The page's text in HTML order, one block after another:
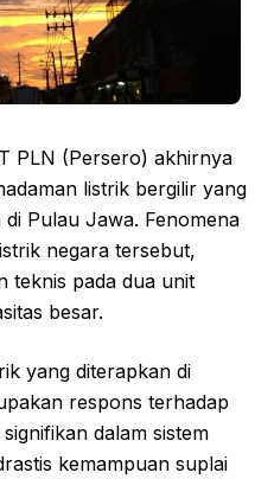
PLN (Persero) akhirnya
listrik bergilir yang
Pulau Jawa. Fenomena
negara tersebut,
teknis pada dua unit
besar.
yang diterapkan di
respons terhadap
dalam sistem
kemampuan suplai